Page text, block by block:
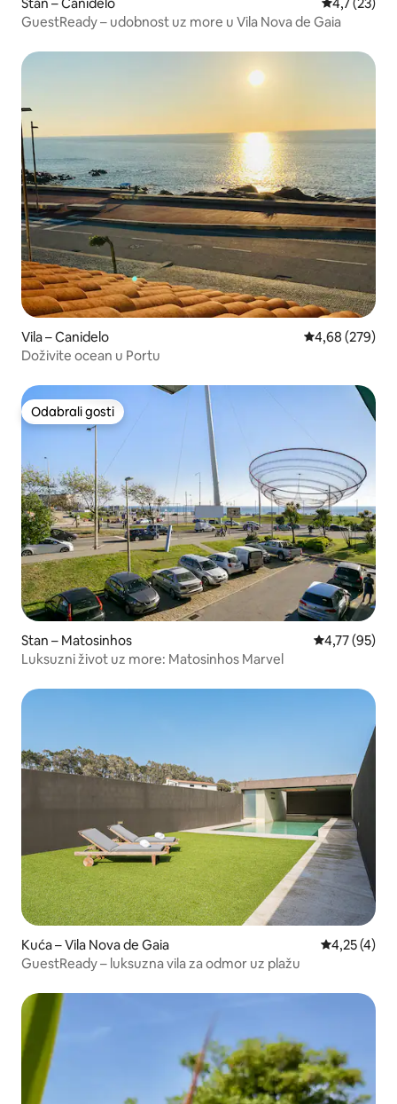
GuestReady – udobnost uz more u Vila Nova de Gaia
Vila – Canidelo Prosječna
4,68 (279)
Doživite ocean u Portu
Odabrali gosti
Odabrali gosti
Stan – Matosinhos Prosječna
4,77 (95)
Luksuzni život uz more: Matosinhos Marvel
Kuća – Vila Nova de Gaia Prosječna
4,25 (4)
GuestReady – luksuzna vila za odmor uz plažu